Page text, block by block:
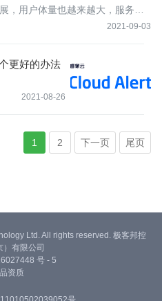
2021-09-03
，用户体量也越来越大，服务的
的对监控告警进行归因、快速的
更好的办法
2021-08-26
1 2 下一页 尾页
Ltd. All rights reserved. 极客邦控
）有限公司
号 - 5
资质